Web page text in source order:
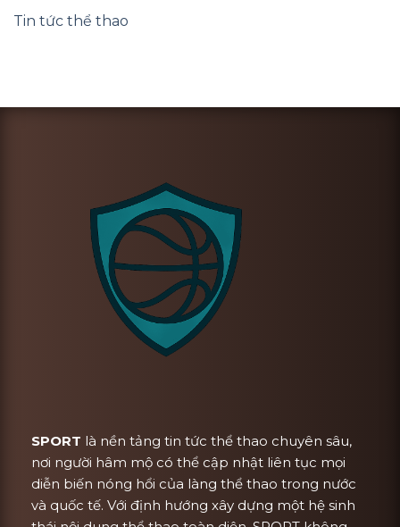
Tin tức thể thao
SPORT là nền tảng tin tức thể thao chuyên sâu,
nơi người hâm mộ có thể cập nhật liên tục mọi
diễn biến nóng hổi của làng thể thao trong nước
và quốc tế. Với định hướng xây dựng một hệ sinh